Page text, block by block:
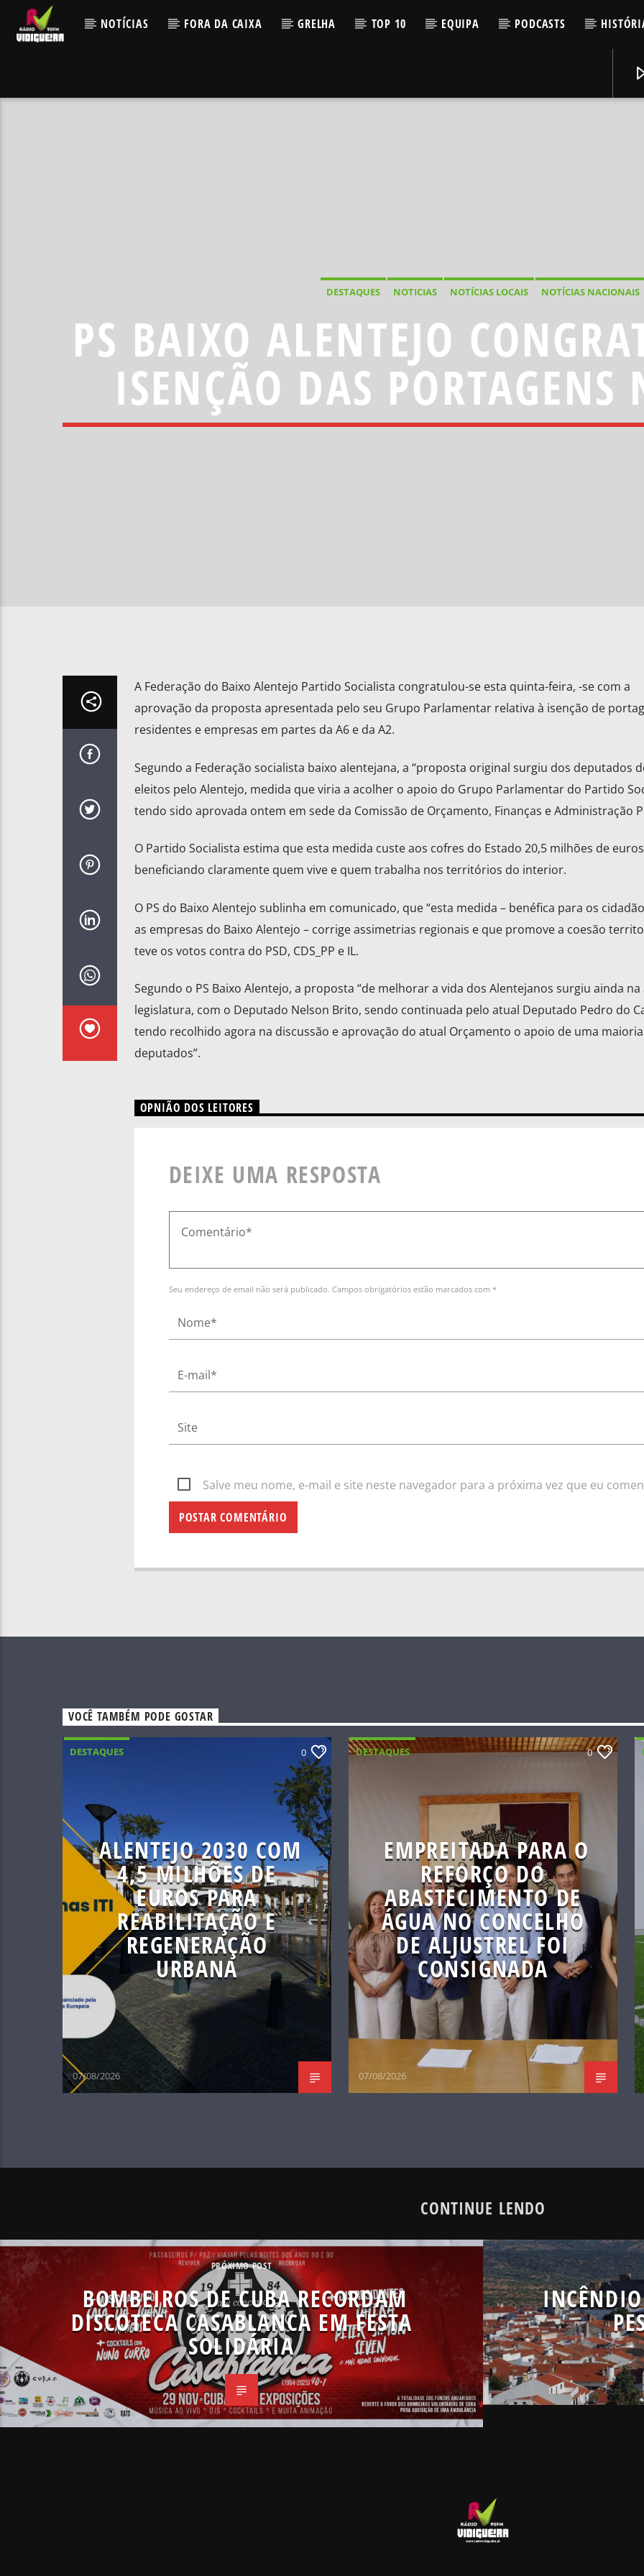
NOTÍCIAS FORA DA CAIXA GRELHA TOP 10 EQUIPA PODCASTS
DESTAQUES NOTICIAS NOTÍCIAS LOCAIS NOTÍCIAS NACIONAIS
PS BAIXO ALENTEJO
ISENÇÃO DAS
A Federação do Baixo Alentejo Partido Socialista congratulou-se esta quinta-feira, -se com a
aprovação da proposta apresentada pelo seu Grupo Parlamentar relativa à isenção de
residentes e empresas em partes da A6 e da A2.
Segundo a Federação socialista baixo alentejana, a “proposta original surgiu dos deputados
eleitos pelo Alentejo, medida que viria a acolher o apoio do Grupo Parlamentar do Partido
tendo sido aprovada ontem em sede da Comissão de Orçamento, Finanças e Administração
O Partido Socialista estima que esta medida custe aos cofres do Estado 20,5 milhões de
beneficiando claramente quem vive e quem trabalha nos territórios do interior.
O PS do Baixo Alentejo sublinha em comunicado, que “esta medida – benéfica para os
as empresas do Baixo Alentejo – corrige assimetrias regionais e que promove a coesão
teve os votos contra do PSD, CDS_PP e IL.
Segundo o PS Baixo Alentejo, a proposta “de melhorar a vida dos Alentejanos surgiu ainda
legislatura, com o Deputado Nelson Brito, sendo continuada pelo atual Deputado Pedro do
tendo recolhido agora na discussão e aprovação do atual Orçamento o apoio de uma
deputados”.
OPNIÃO DOS LEITORES
DEIXE UMA RESPOSTA
Seu endereço de email não será publicado. Campos obrigatórios estão marcados com *
Salve meu nome, e-mail e site neste navegador para a próxima vez que eu
VOCÊ TAMBÉM PODE GOSTAR
DESTAQUES 0
ALENTEJO 2030 COM
4,5 MILHÕES DE
EUROS PARA
REABILITAÇÃO E
REGENERAÇÃO
URBANA
07/08/2026
DESTAQUES 0
EMPREITADA PARA O
REFORÇO DO
ABASTECIMENTO DE
ÁGUA NO CONCELHO
DE ALJUSTREL FOI
CONSIGNADA
07/08/2026
CONTINUE LENDO
PRÓXIMO POST
BOMBEIROS DE CUBA RECORDAM
DISCOTECA CASABLANCA EM FESTA
SOLIDÁRIA